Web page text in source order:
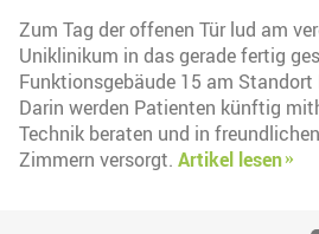
Zum Tag der offenen Tür lud am
Uniklinikum in das gerade fertig
Funktionsgebäude 15 am Standort
Darin werden Patienten künftig
Technik beraten und in
Zimmern versorgt. Artikel lesen